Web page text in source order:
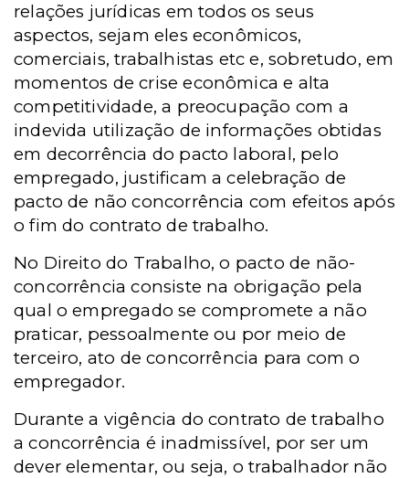
relações jurídicas em todos os seus
aspectos, sejam eles econômicos,
comerciais, trabalhistas etc e, sobretudo, em
momentos de crise econômica e alta
competitividade, a preocupação com a
indevida utilização de informações obtidas
em decorrência do pacto laboral, pelo
empregado, justificam a celebração de
pacto de não concorrência com efeitos após
o fim do contrato de trabalho.
No Direito do Trabalho, o pacto de não-
concorrência consiste na obrigação pela
qual o empregado se compromete a não
praticar, pessoalmente ou por meio de
terceiro, ato de concorrência para com o
empregador.
Durante a vigência do contrato de trabalho
a concorrência é inadmissível, por ser um
dever elementar, ou seja, o trabalhador não